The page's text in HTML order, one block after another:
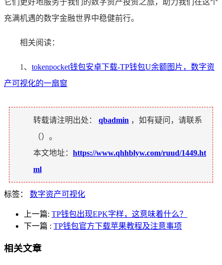
充满机遇的数字金融世界中稳健前行。
相关阅读：
1、 tokenpocket钱包安卓下载-TP钱包U余额图片，数字资
产可视化的一扇窗
转载请注明出处： qbadmin ，如有疑问，请联系
（）。
本文地址： https://www.qhhblyw.com/ruud/1449.ht
ml
标签： 数字资产可视化
上一篇: TP钱包出现EPK字样，这意味着什么？
下一篇 : TP钱包官方下载苹果教程及注意事项
相关文章